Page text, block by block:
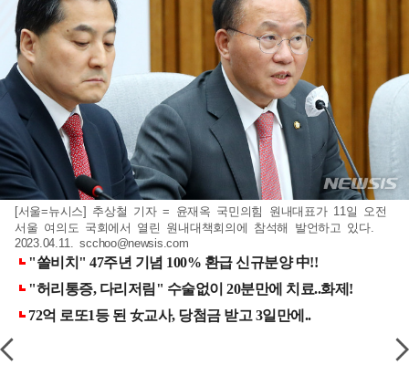
[서울=뉴시스] 추상철 기자 = 윤재옥 국민의힘 원내대표가 11일 오전
서울 여의도 국회에서 열린 원내대책회의에 참석해 발언하고 있다.
2023.04.11.scchoo@newsis.com